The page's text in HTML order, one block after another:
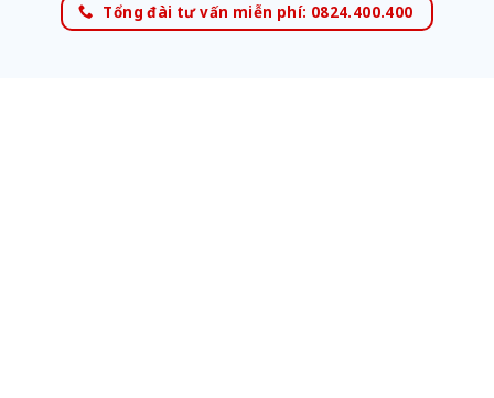
Tổng đài tư vấn miễn phí: 0824.400.400